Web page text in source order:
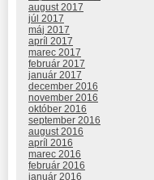
august 2017
júl 2017
máj 2017
apríl 2017
marec 2017
február 2017
január 2017
december 2016
november 2016
október 2016
september 2016
august 2016
apríl 2016
marec 2016
február 2016
január 2016